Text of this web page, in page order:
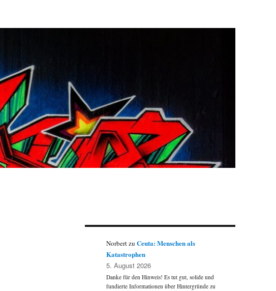
NorbertzuCeuta: Menschen als
Katastrophen
5. August 2026
Danke für den Hinweis! Es tut gut, solide und
fundierte Informationen über Hintergründe zu